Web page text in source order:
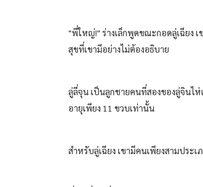
"พี่ใหญ่!" ร่างเล็กพูดขณะกอดลู่เฉียง
สุขที่เขามีอย่างไม่ต้องอธิบาย
ลู่ลี่จุน เป็นลูกชายคนที่สองของลู่จินไห่
อายุเพียง 11 ขวบเท่านั้น
สำหรับลู่เฉียง เขามีคนเพียงสามประเ